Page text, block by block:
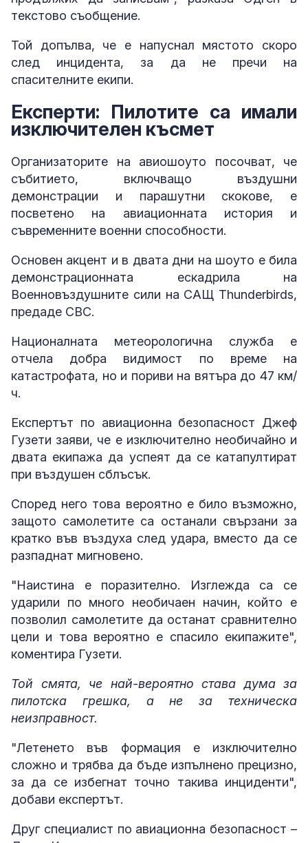
текстово съобщение.
Той допълва, че е напуснал мястото скоро
след инцидента, за да не пречи на
спасителните екипи.
Експерти: Пилотите са имали
изключителен късмет
Организаторите на авиошоуто посочват, че
събитието, включващо въздушни
демонстрации и парашутни скокове, е
посветено на авиационната история и
съвременните военни способности.
Основен акцент и в двата дни на шоуто е била
демонстрационната ескадрила на
Военновъздушните сили на САЩ Thunderbirds,
предаде CBC.
Националната метеорологична служба е
отчела добра видимост по време на
катастрофата, но и пориви на вятъра до 47 км/
ч.
Експертът по авиационна безопасност Джеф
Гузети заяви, че е изключително необичайно и
двата екипажа да успеят да се катапултират
при въздушен сблъсък.
Според него това вероятно е било възможно,
защото самолетите са останали свързани за
кратко във въздуха след удара, вместо да се
разпаднат мигновено.
"Наистина е поразително. Изглежда са се
ударили по много необичаен начин, който е
позволил самолетите да останат сравнително
цели и това вероятно е спасило екипажите",
коментира Гузети.
Той смята, че най-вероятно става дума за
пилотска грешка, а не за техническа
неизправност.
"Летенето във формация е изключително
сложно и трябва да бъде изпълнено прецизно,
за да се избегнат точно такива инциденти",
добави експертът.
Друг специалист по авиационна безопасност –